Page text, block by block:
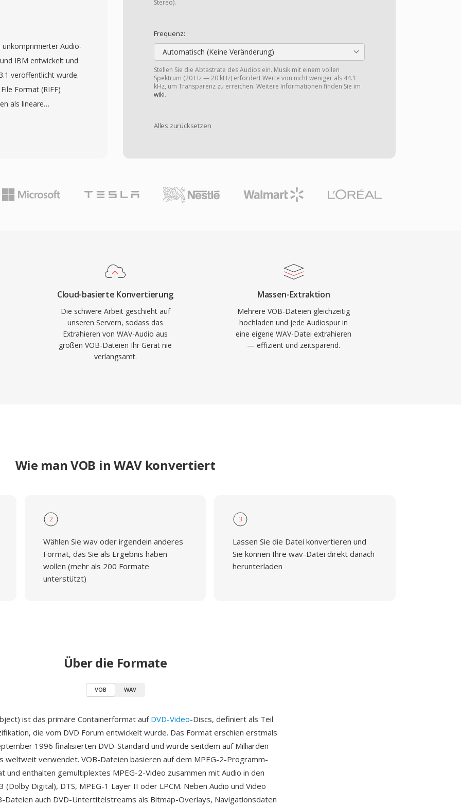
Stereo).
Frequenz:
Automatisch (Keine Veränderung)
Stellen Sie die Abtastrate des Audios ein. Musik mit einem vollen
Spektrum (20 Hz — 20 kHz) erfordert Werte von nicht weniger als 44.1
kHz, um Transparenz zu erreichen. Weitere Informationen finden Sie im
wiki.
Alles zurücksetzen
DVD-Disc, wobei
VOB-Dateien sind
des UDF-
Inhalte nahtlos über
unterstützt sowohl
(720x576) bei
und Video. Die
für den Zugriff auf
unkomprimierter Audio-
IBM entwickelt und
veröffentlicht wurde.
Format (RIFF)
als lineare
mit Metadaten, die
unterstützt wird.
Bit-Samples bei 44,1
sind die
der
Mastering und
Produktionsnotizen
ist die Dateigröße —
10 MB — und die
RF64 jedoch
Cloud-basierte Konvertierung
Die schwere Arbeit geschieht auf
unseren Servern, sodass das
Extrahieren von WAV-Audio aus
großen VOB-Dateien Ihr Gerät nie
verlangsamt.
Massen-Extraktion
Mehrere VOB-Dateien gleichzeitig
hochladen und jede Audiospur in
eine eigene WAV-Datei extrahieren
— effizient und zeitsparend.
Wie man VOB in WAV konvertiert
2
Wählen Sie wav oder irgendein anderes
Format, das Sie als Ergebnis haben
wollen (mehr als 200 Formate
unterstützt)
3
Lassen Sie die Datei konvertieren und
Sie können Ihre wav-Datei direkt danach
herunterladen
Über die Formate
VOB WAV
ist das primäre Containerformat auf DVD-Video-Discs, definiert als Teil
die vom DVD Forum entwickelt wurde. Das Format erschien erstmals
1996 finalisierten DVD-Standard und wurde seitdem auf Milliarden
weltweit verwendet. VOB-Dateien basieren auf dem MPEG-2-Programm-
und enthalten gemultiplextes MPEG-2-Video zusammen mit Audio in den
(Dolby Digital), DTS, MPEG-1 Layer II oder LPCM. Neben Audio und Video
Dateien auch DVD-Untertitelstreams als Bitmap-Overlays, Navigationsdaten